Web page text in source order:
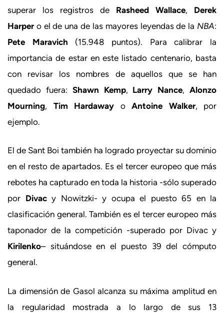
superar los registros de Rasheed Wallace, Derek
Harpero el de una de las mayores leyendas de la NBA:
Pete
Maravich (15.948 puntos). Para calibrar la
importancia de estar en este listado centenario, basta
con revisar los nombres de aquellos que se han
quedado fuera: Shawn Kemp, Larry Nance,Alonzo
Mourning, Tim Hardaway o Antoine Walker, por
ejemplo.
El de Sant Boi también ha logrado proyectar su dominio
en el resto de apartados. Es el tercer europeo que más
rebotes ha capturado en toda la historia -sólo superado
por Divacy Nowitzki- y ocupa el puesto 65 en la
clasificación general. También es el tercer europeo más
taponador de la competición -superado por Divac y
Kirilenko– situándose en el puesto 39 del cómputo
general.
La dimensión de Gasol alcanza su máxima amplitud en
la regularidad mostrada a lo largo de sus 13